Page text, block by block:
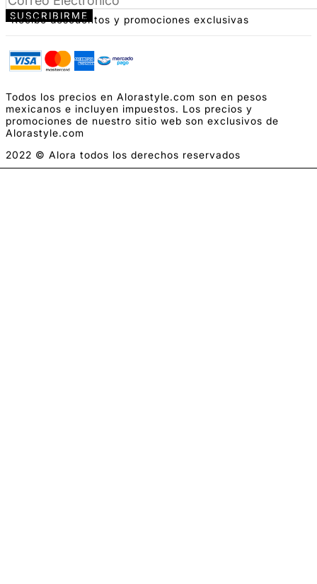
*Recibe descuentos y promociones exclusivas
Todos los precios en Alorastyle.com son en pesos
mexicanos e incluyen impuestos. Los precios y
promociones de nuestro sitio web son exclusivos de
Alorastyle.com
2022 © Alora todos los derechos reservados